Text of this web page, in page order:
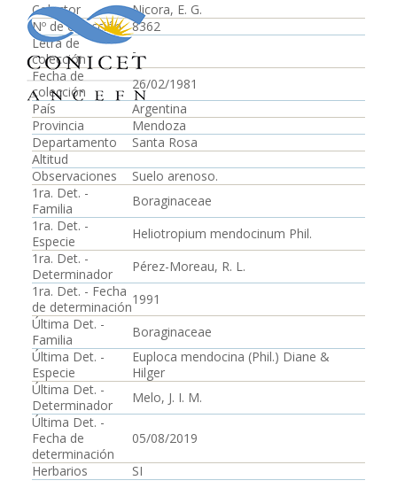
Colector
Nicora, E. G.
Nº de colección
8362
Letra de
colección
-
Fecha de
colección
26/02/1981
País
Argentina
Provincia
Mendoza
Departamento
Santa Rosa
Altitud
Observaciones
Suelo arenoso.
1ra. Det. -
Familia
Boraginaceae
1ra. Det. -
Especie
Heliotropium mendocinum Phil.
1ra. Det. -
Determinador
Pérez-Moreau, R. L.
1ra. Det. - Fecha
de determinación1991
Última Det. -
Familia
Boraginaceae
Última Det. -
Especie
Euploca mendocina (Phil.) Diane &
Hilger
Última Det. -
Determinador
Melo, J. I. M.
Última Det. -
Fecha de
determinación
05/08/2019
Herbarios
SI